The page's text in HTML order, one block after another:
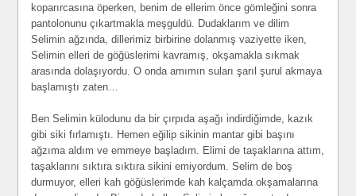
koparırcasına öperken, benim de ellerim önce gömleğini sonra
pantolonunu çıkartmakla meşguldü. Dudaklarım ve dilim
Selimin ağzında, dillerimiz birbirine dolanmış vaziyette iken,
Selimin elleri de göğüslerimi kavramış, okşamakla sıkmak
arasında dolaşıyordu. O onda amımın suları şarıl şurul akmaya
başlamıştı zaten…
Ben Selimin külodunu da bir çırpıda aşağı indirdiğimde, kazık
gibi siki fırlamıştı. Hemen eğilip sikinin mantar gibi başını
ağzıma aldım ve emmeye başladım. Elimi de taşaklarına attım,
taşaklarını sıktıra sıktıra sikini emiyordum. Selim de boş
durmuyor, elleri kah göğüslerimde kah kalçamda okşamalarına